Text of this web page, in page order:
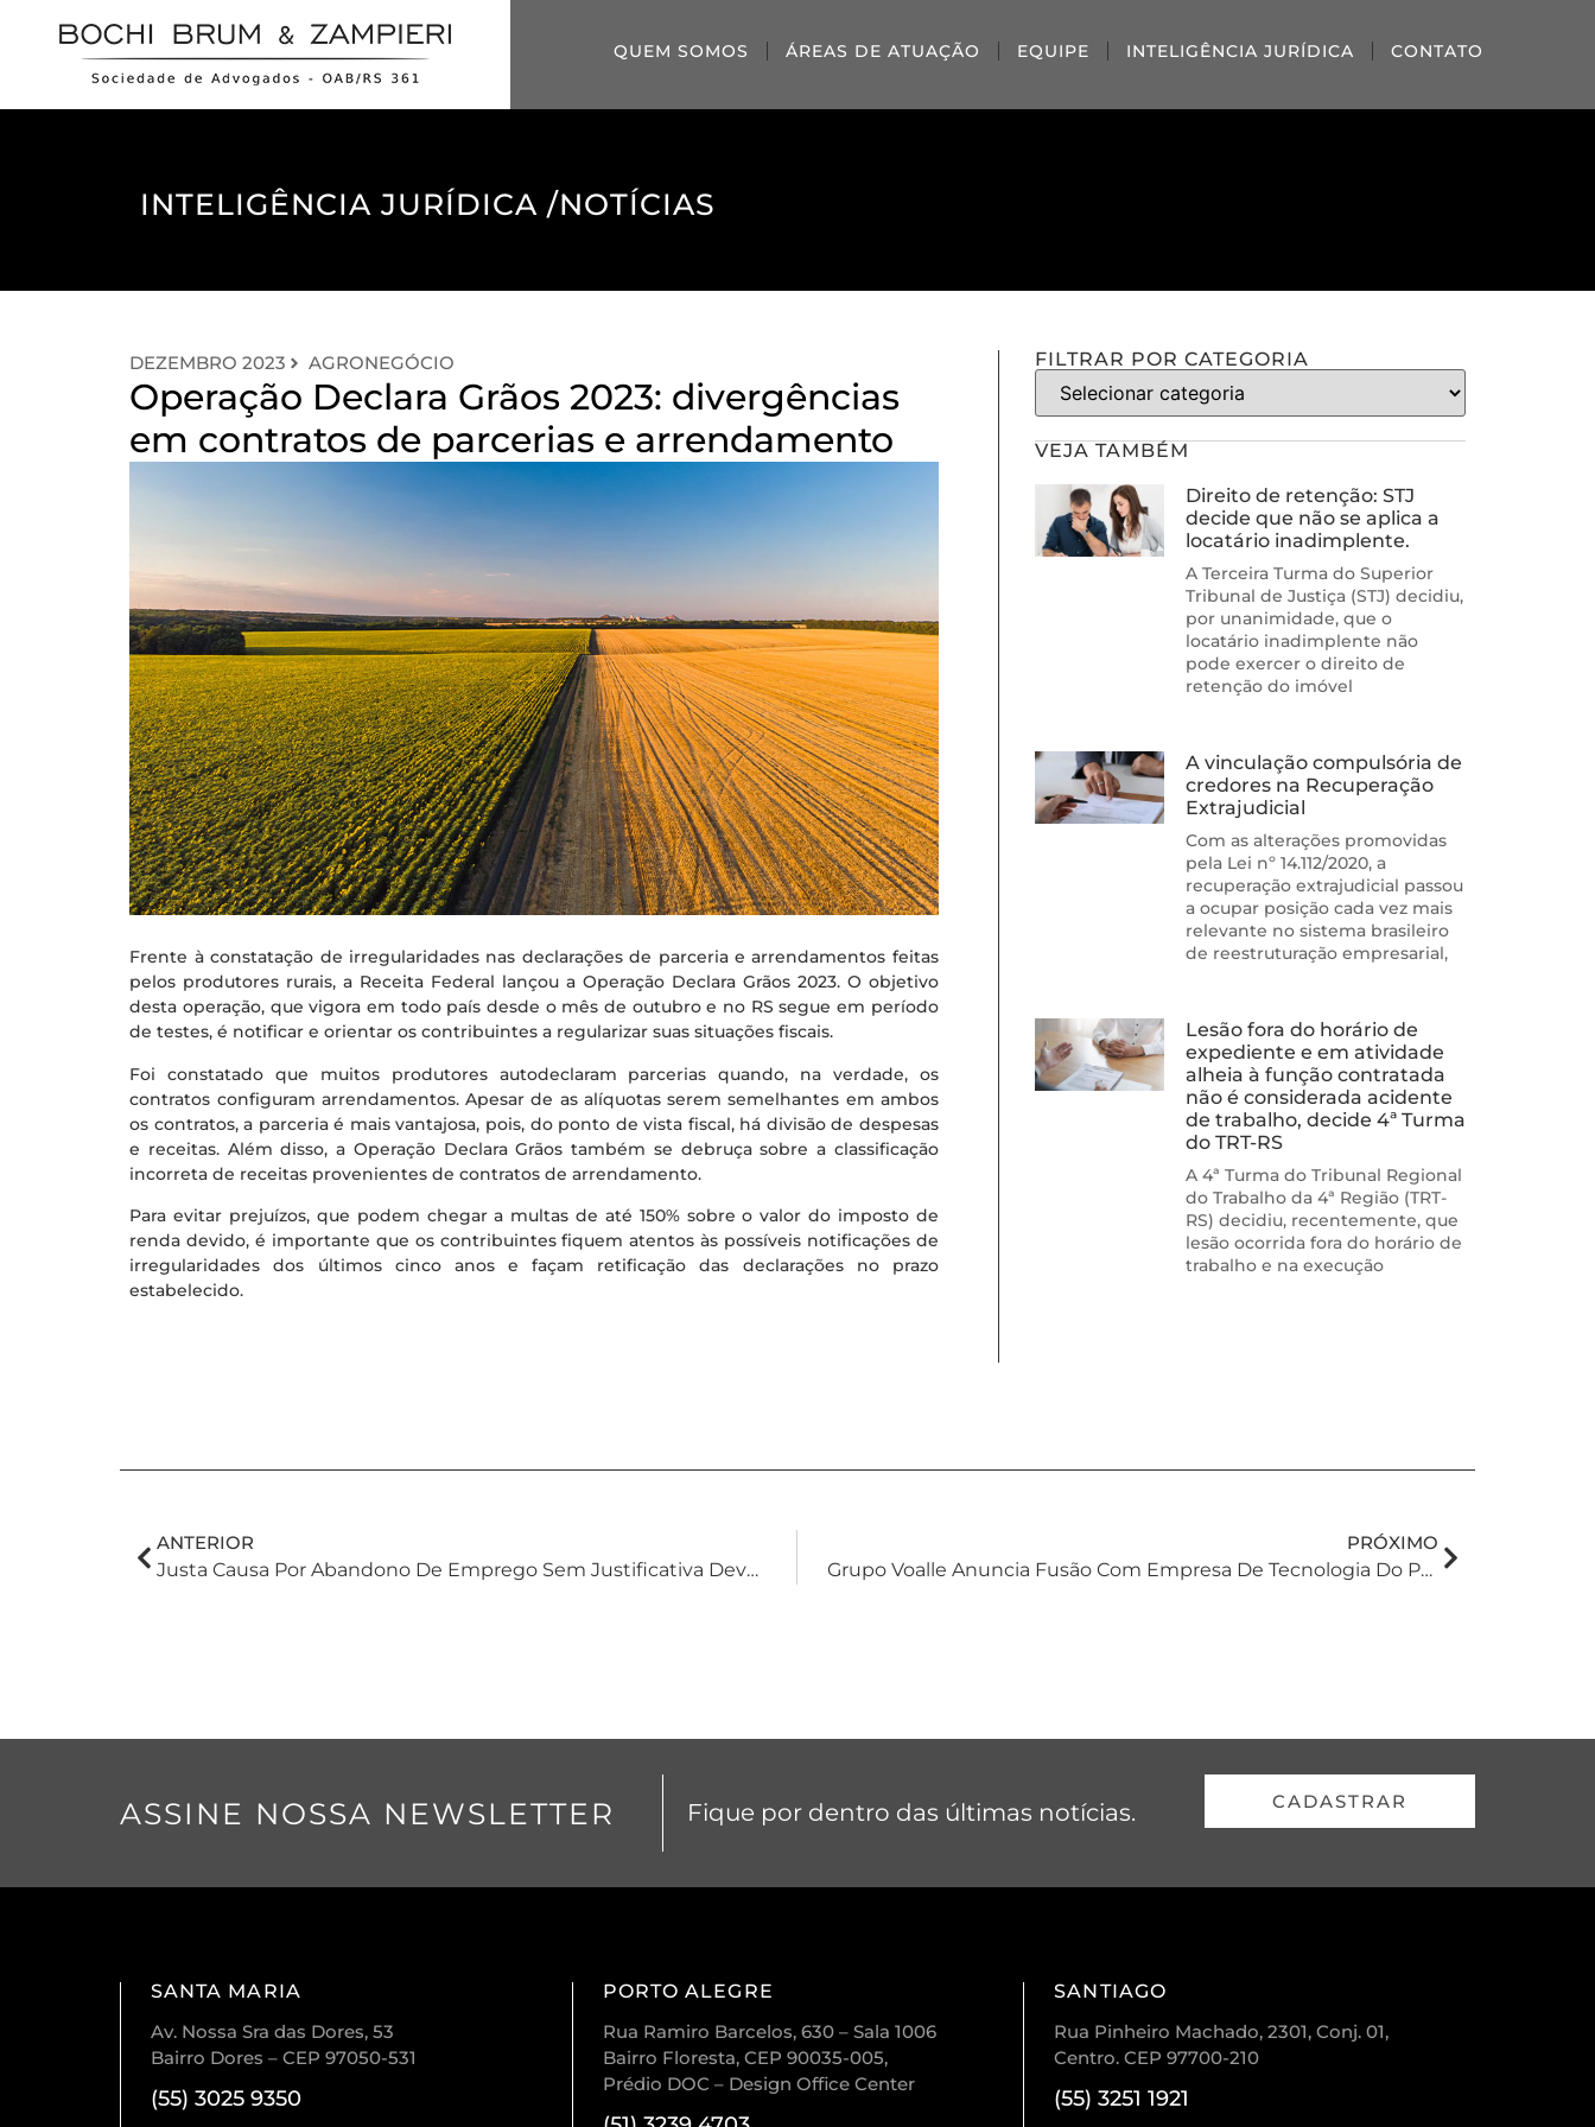
QUEM SOMOS ÁREAS DE ATUAÇÃO EQUIPE INTELIGÊNCIA JURÍDICA CONTATO
INTELIGÊNCIA JURÍDICA /NOTÍCIAS
DEZEMBRO 2023 AGRONEGÓCIO
Operação Declara Grãos 2023: divergências
em contratos de parcerias e arrendamento
Frente à constatação de irregularidades nas declarações de parceria e arrendamentos feitas
pelos produtores rurais, a Receita Federal lançou a Operação Declara Grãos 2023. O objetivo
desta operação, que vigora em todo país desde o mês de outubro e no RS segue em período
de testes, é notificar e orientar os contribuintes a regularizar suas situações fiscais.
Foi constatado que muitos produtores autodeclaram parcerias quando, na verdade, os
contratos configuram arrendamentos. Apesar de as alíquotas serem semelhantes em ambos
os contratos, a parceria é mais vantajosa, pois, do ponto de vista fiscal, há divisão de despesas
e receitas. Além disso, a Operação Declara Grãos também se debruça sobre a classificação
incorreta de receitas provenientes de contratos de arrendamento.
Para evitar prejuízos, que podem chegar a multas de até 150% sobre o valor do imposto de
renda devido, é importante que os contribuintes fiquem atentos às possíveis notificações de
irregularidades dos últimos cinco anos e façam retificação das declarações no prazo
estabelecido.
FILTRAR POR CATEGORIA
VEJA TAMBÉM
Direito de retenção: STJ
decide que não se aplica a
locatário inadimplente.
A Terceira Turma do Superior
Tribunal de Justiça (STJ) decidiu,
por unanimidade, que o
locatário inadimplente não
pode exercer o direito de
retenção do imóvel
A vinculação compulsória de
credores na Recuperação
Extrajudicial
Com as alterações promovidas
pela Lei nº 14.112/2020, a
recuperação extrajudicial passou
a ocupar posição cada vez mais
relevante no sistema brasileiro
de reestruturação empresarial,
Lesão fora do horário de
expediente e em atividade
alheia à função contratada
não é considerada acidente
de trabalho, decide 4ª Turma
do TRT-RS
A 4ª Turma do Tribunal Regional
do Trabalho da 4ª Região (TRT-
RS) decidiu, recentemente, que
lesão ocorrida fora do horário de
trabalho e na execução
ANTERIOR
Justa Causa Por Abandono De Emprego Sem Justificativa Deve Ser Mantida Mesmo Com Alegação Posterior De Falta Grave Cometida Pela Empresa
PRÓXIMO
Grupo Voalle Anuncia Fusão Com Empresa De Tecnologia Do Paraná
ASSINE NOSSA NEWSLETTER Fique por dentro das últimas notícias. CADASTRAR
SANTA MARIA
Av. Nossa Sra das Dores, 53
Bairro Dores – CEP 97050-531
(55) 3025 9350
PORTO ALEGRE
Rua Ramiro Barcelos, 630 – Sala 1006
Bairro Floresta, CEP 90035-005,
Prédio DOC – Design Office Center
SANTIAGO
Rua Pinheiro Machado, 2301, Conj. 01,
Centro. CEP 97700-210
(55) 3251 1921